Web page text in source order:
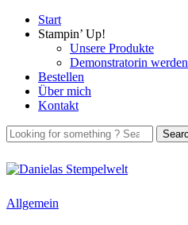
Start
Stampin’ Up!
Unsere Produkte
Demonstratorin werden
Bestellen
Über mich
Kontakt
Allgemein